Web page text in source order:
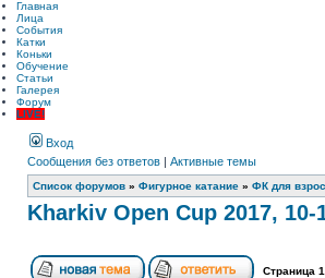
Главная
Лица
События
Катки
Коньки
Обучение
Статьи
Галерея
Форум
LIVE!
Вход
Сообщения без ответов | Активные темы
Список форумов » Фигурное катание » ФК для
Kharkiv Open Cup 2017,
Страница 1